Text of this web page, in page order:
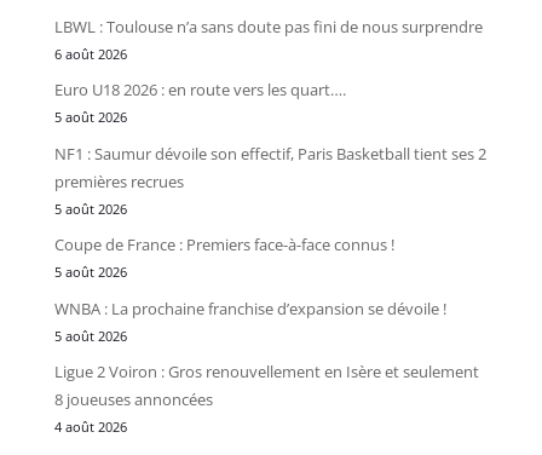
LBWL : Toulouse n’a sans doute pas fini de nous surprendre
6 août 2026
Euro U18 2026 : en route vers les quart….
5 août 2026
NF1 : Saumur dévoile son effectif, Paris Basketball tient ses 2
premières recrues
5 août 2026
Coupe de France : Premiers face-à-face connus !
5 août 2026
WNBA : La prochaine franchise d’expansion se dévoile !
5 août 2026
Ligue 2 Voiron : Gros renouvellement en Isère et seulement
8 joueuses annoncées
4 août 2026